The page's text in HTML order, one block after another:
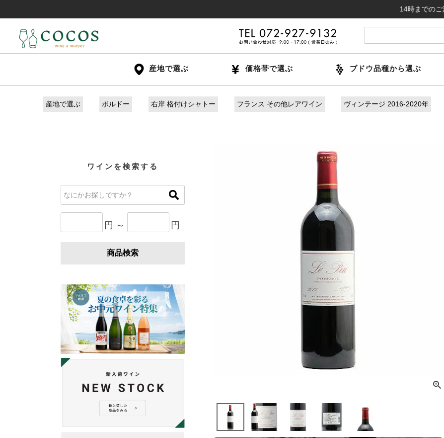
14時までのご注文
産地で選ぶ 価格帯で選ぶ ブドウ品種から選ぶ
産地で選ぶ ボルドー 右岸 格付けシャトー フランス その他レアワイン ヴィンテージ 2016-2020年
ワインを検索する
円 ～ 円
商品検索